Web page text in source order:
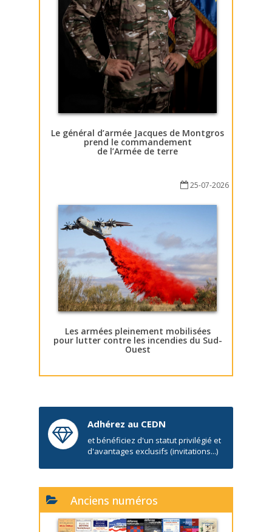
Le général d’armée Jacques de Montgros
prend le commandement
de l’Armée de terre
25-07-2026
Les armées pleinement mobilisées
pour lutter contre les incendies du Sud-
Ouest
Adhérez au CEDN
et bénéficiez d'un statut privilégié et
d'avantages exclusifs (invitations...)
Anciens numéros